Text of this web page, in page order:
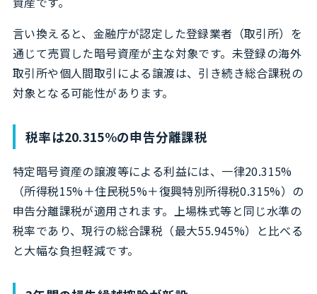
言い換えると、金融庁が認定した登録業者（取引所）を
通じて売買した暗号資産が主な対象です。未登録の海外
取引所や個人間取引による譲渡は、引き続き総合課税の
対象となる可能性があります。
税率は20.315%の申告分離課税
特定暗号資産の譲渡等による利益には、一律20.315%
（所得税15%＋住民税5%＋復興特別所得税0.315%）の
申告分離課税が適用されます。上場株式等と同じ水準の
税率であり、現行の総合課税（最大55.945%）と比べる
と大幅な負担軽減です。